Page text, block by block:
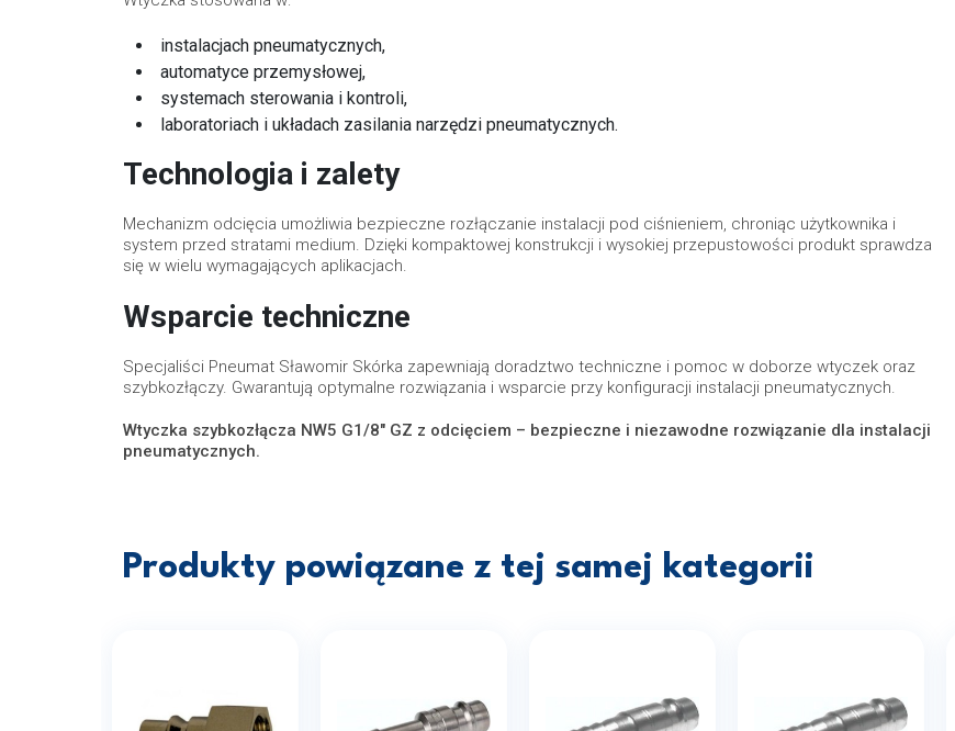
instalacjach pneumatycznych,
automatyce przemysłowej,
systemach sterowania i kontroli,
laboratoriach i układach zasilania narzędzi pneumatycznych.
Technologia i zalety
Mechanizm odcięcia umożliwia bezpieczne rozłączanie instalacji pod ciśnieniem, chroniąc użytkownika i
system przed stratami medium. Dzięki kompaktowej konstrukcji i wysokiej przepustowości produkt sprawdza
się w wielu wymagających aplikacjach.
Wsparcie techniczne
Specjaliści Pneumat Sławomir Skórka zapewniają doradztwo techniczne i pomoc w doborze wtyczek oraz
szybkozłączy. Gwarantują optymalne rozwiązania i wsparcie przy konfiguracji instalacji pneumatycznych.
Wtyczka szybkozłącza NW5 G1/8" GZ z odcięciem – bezpieczne i niezawodne rozwiązanie dla instalacji
pneumatycznych.
Produkty powiązane z tej samej kategorii